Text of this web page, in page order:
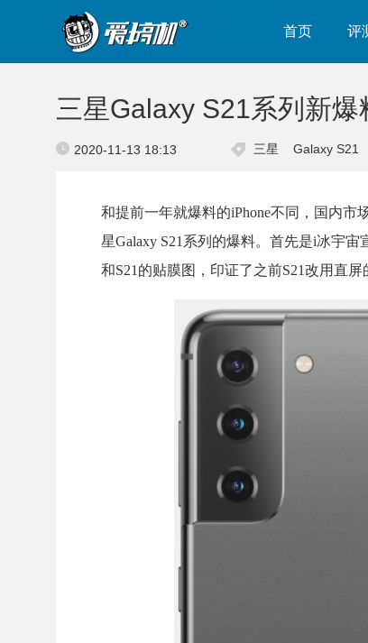
首页 评
三星Galaxy S21系列新
2020-11-13 18:13 三星 Galaxy S21
和提前一年就爆料的iPhone不同，国内市
星Galaxy S21系列的爆料。首先是i冰宇宙
和S21的贴膜图，印证了之前S21改用直屏